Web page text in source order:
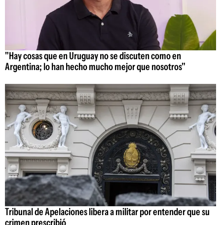
"Hay cosas que en Uruguay no se discuten como en
Argentina; lo han hecho mucho mejor que nosotros"
Tribunal de Apelaciones libera a militar por entender que su
crimen prescribió